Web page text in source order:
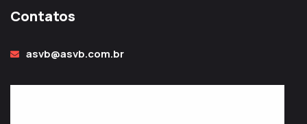
Contatos
asvb@asvb.com.br